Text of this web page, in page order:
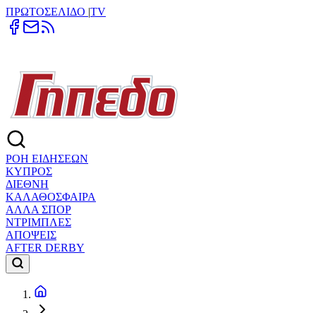
ΠΡΩΤΟΣΕΛΙΔΟ |TV
ΡΟΗ ΕΙΔΗΣΕΩΝ
ΚΥΠΡΟΣ
ΔΙΕΘΝΗ
ΚΑΛΑΘΟΣΦΑΙΡΑ
ΑΛΛΑ ΣΠΟΡ
ΝΤΡΙΜΠΛΕΣ
ΑΠΟΨΕΙΣ
AFTER DERBY